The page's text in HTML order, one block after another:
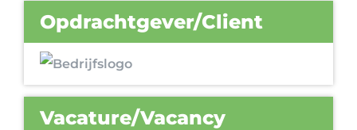
Opdrachtgever/Client
Vacature/Vacancy